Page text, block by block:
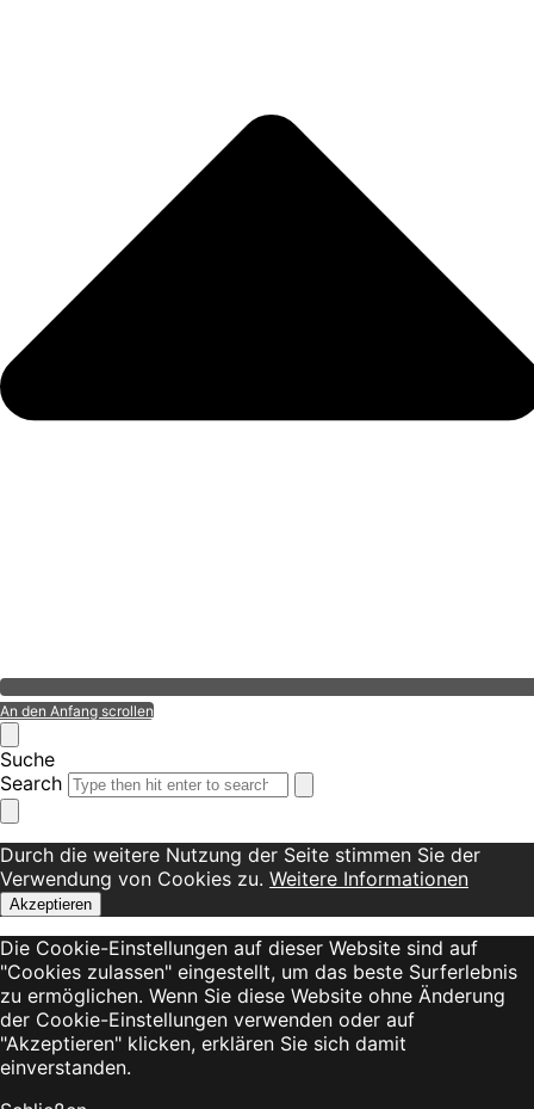
An den Anfang scrollen
Suche
Search
Durch die weitere Nutzung der Seite stimmen Sie der
Verwendung von Cookies zu. Weitere Informationen
Akzeptieren
Die Cookie-Einstellungen auf dieser Website sind auf
"Cookies zulassen" eingestellt, um das beste Surferlebnis
zu ermöglichen. Wenn Sie diese Website ohne Änderung
der Cookie-Einstellungen verwenden oder auf
"Akzeptieren" klicken, erklären Sie sich damit
einverstanden.